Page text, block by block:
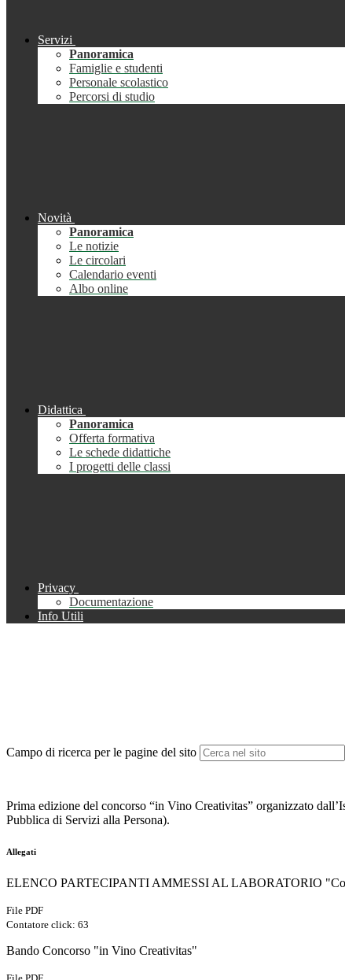
Servizi
Panoramica
Famiglie e studenti
Personale scolastico
Percorsi di studio
Novità
Panoramica
Le notizie
Le circolari
Calendario eventi
Albo online
Didattica
Panoramica
Offerta formativa
Le schede didattiche
I progetti delle classi
Privacy
Documentazione
Info Utili
Campo di ricerca per le pagine del sito
Prima edizione del concorso “in Vino Creativitas” organizzato
Pubblica di Servizi alla Persona).
Allegati
ELENCO PARTECIPANTI AMMESSI AL LABORATORIO
File PDF
Contatore click: 63
Bando Concorso "in Vino Creativitas"